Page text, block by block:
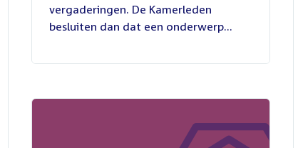
vergaderingen. De Kamerleden
besluiten dan dat een onderwerp...